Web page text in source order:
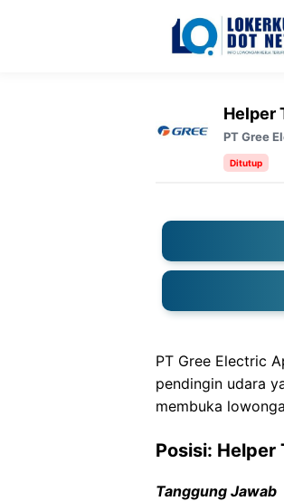
Helper
PT Gree
Ditutup
PT Gree Electric
pendingin udara
membuka
Posisi: Helper
Tanggung Jawab